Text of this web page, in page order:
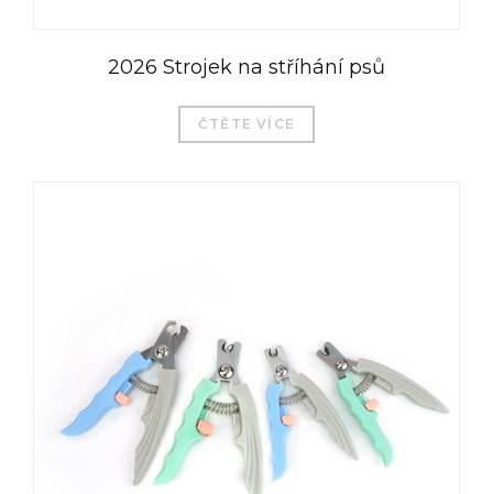
2026 Strojek na stříhání psů
ČTĚTE VÍCE